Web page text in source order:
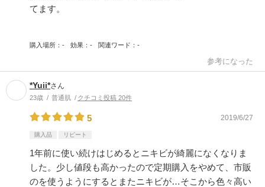
てます。
購入場所 - 効果 - 関連ワード -
参考になった
*Yuii*さん
23歳 普通肌 クチコミ投稿 20件
5 2019/6/27
購入品 リピート
1年前に使い続けはじめるとニキビが綺麗になくなりま
した。少し値段も高かったので定期購入をやめて、市販
のを使うようにするとまたニキビが…そこから色々高い